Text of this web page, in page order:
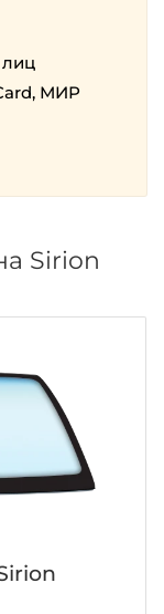
МИР
Sirion